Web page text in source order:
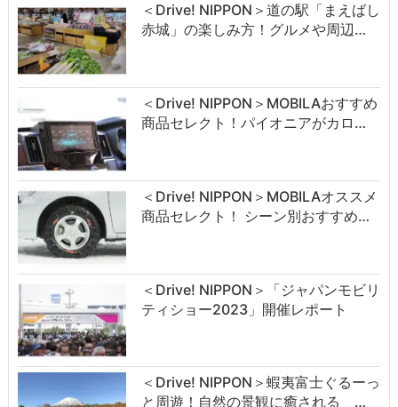
＜Drive! NIPPON＞道の駅「まえばし
赤城」の楽しみ方！グルメや周辺…
＜Drive! NIPPON＞MOBILAおすすめ
商品セレクト！パイオニアがカロ…
＜Drive! NIPPON＞MOBILAオススメ
商品セレクト！ シーン別おすすめ…
＜Drive! NIPPON＞「ジャパンモビリ
ティショー2023」開催レポート
＜Drive! NIPPON＞蝦夷富士ぐるーっ
と周遊！自然の景観に癒される …